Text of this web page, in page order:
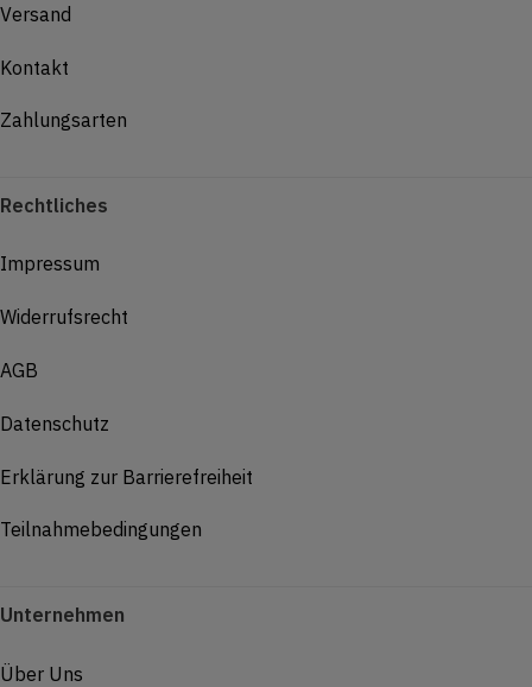
Versand
Kontakt
Zahlungsarten
Rechtliches
Impressum
Widerrufsrecht
AGB
Datenschutz
Erklärung zur Barrierefreiheit
Teilnahmebedingungen
Unternehmen
Über Uns